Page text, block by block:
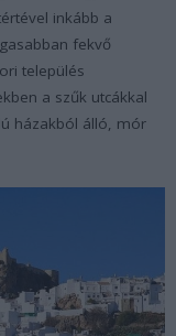
inkább a
fekvő
település
a szűk utcákkal
házakból álló, mór